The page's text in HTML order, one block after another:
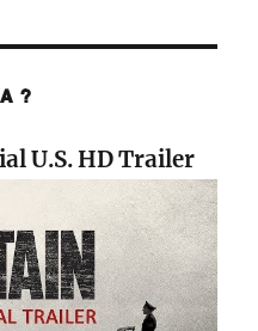
?
U.S. HD Trailer